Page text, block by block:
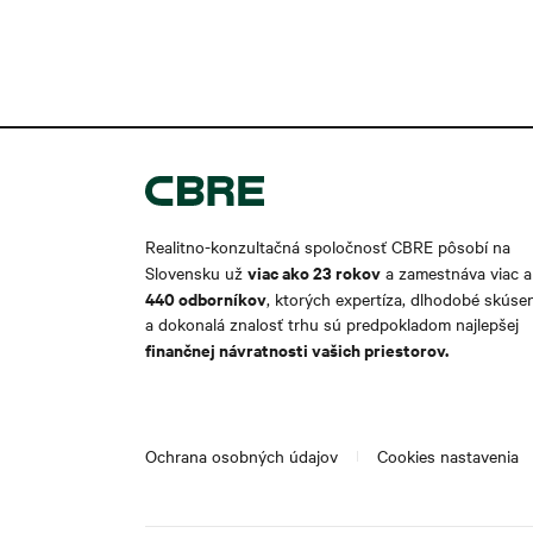
Realitno-konzultačná spoločnosť CBRE pôsobí na
Slovensku už viac ako 23 rokov a zamestnáva viac
440 odborníkov, ktorých expertíza, dlhodobé
a dokonalá znalosť trhu sú predpokladom najlepšej
finančnej návratnosti vašich priestorov.
Ochrana osobných údajov Cookies nastavenia